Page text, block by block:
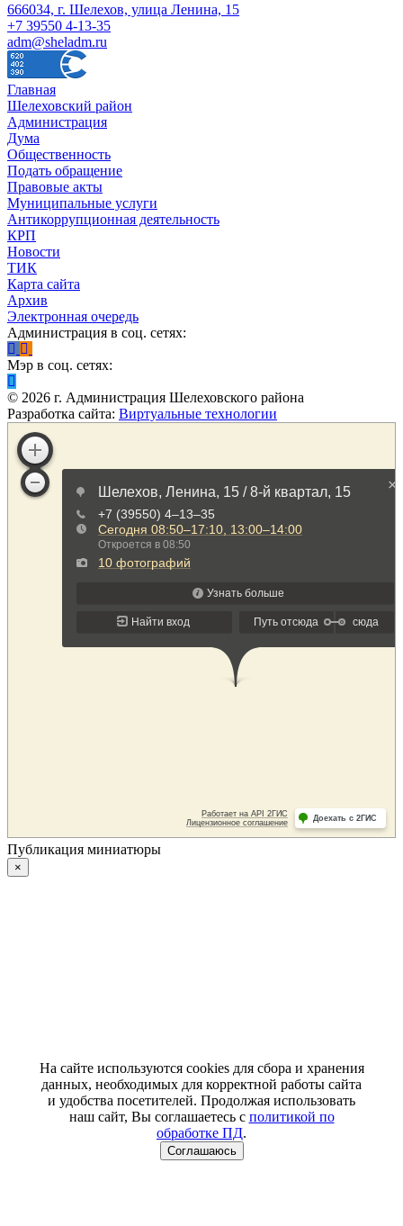
666034, г. Шелехов, улица Ленина, 15
+7 39550 4-13-35
adm@sheladm.ru
Главная
Шелеховский район
Администрация
Дума
Общественность
Подать обращение
Правовые акты
Муниципальные услуги
Антикоррупционная деятельность
КРП
Новости
ТИК
Карта сайта
Архив
Электронная очередь
Администрация в соц. сетях:
Мэр в соц. сетях:
© 2026 г. Администрация Шелеховского района
Разработка сайта: Виртуальные технологии
Публикация миниатюры
×
На сайте используются cookies для сбора и хранения
данных, необходимых для корректной работы сайта
и удобства посетителей. Продолжая использовать
наш сайт, Вы соглашаетесь с политикой по
обработке ПД.
Соглашаюсь